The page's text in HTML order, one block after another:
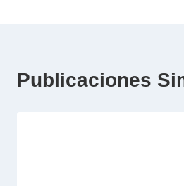
Publicaciones